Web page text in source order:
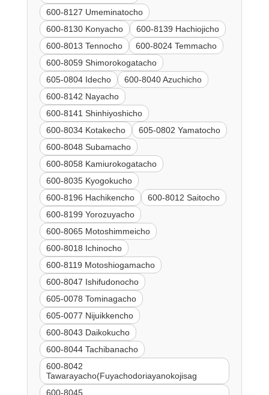
600-8127 Umeminatocho
600-8130 Konyacho
600-8139 Hachiojicho
600-8013 Tennocho
600-8024 Temmacho
600-8059 Shimorokogatacho
605-0804 Idecho
600-8040 Azuchicho
600-8142 Nayacho
600-8141 Shinhiyoshicho
600-8034 Kotakecho
605-0802 Yamatocho
600-8048 Subamacho
600-8058 Kamiurokogatacho
600-8035 Kyogokucho
600-8196 Hachikencho
600-8012 Saitocho
600-8199 Yorozuyacho
600-8065 Motoshimmeicho
600-8018 Ichinocho
600-8119 Motoshiogamacho
600-8047 Ishifudonocho
605-0078 Tominagacho
605-0077 Nijuikkencho
600-8043 Daikokucho
600-8044 Tachibanacho
600-8042
Tawarayacho(Fuyachodoriayanokojisag
600-8045